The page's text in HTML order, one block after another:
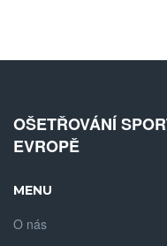
OŠETŘOVÁNÍ
EVROPĚ
MENU
O nás